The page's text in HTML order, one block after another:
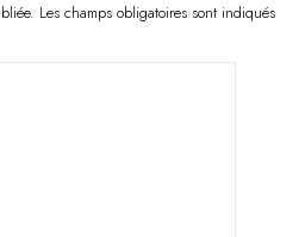
Les champs obligatoires sont indiqués